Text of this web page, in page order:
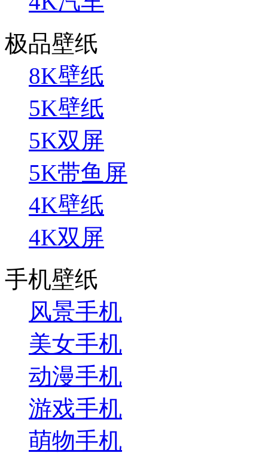
极品壁纸
8K壁纸
5K壁纸
5K双屏
5K带鱼屏
4K壁纸
4K双屏
手机壁纸
风景手机
美女手机
动漫手机
游戏手机
萌物手机